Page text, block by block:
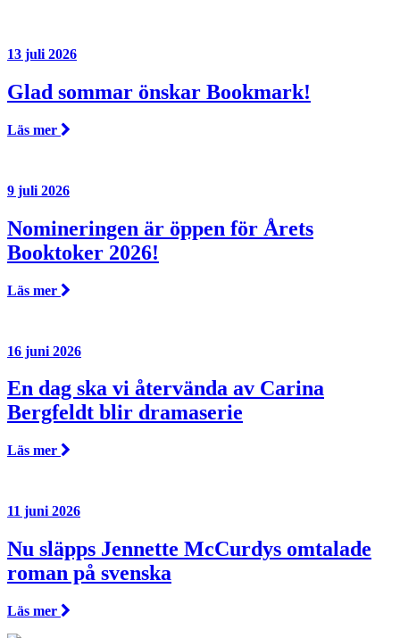
13 juli 2026
Glad sommar önskar Bookmark!
Läs mer
9 juli 2026
Nomineringen är öppen för Årets
Booktoker 2026!
Läs mer
16 juni 2026
En dag ska vi återvända av Carina
Bergfeldt blir dramaserie
Läs mer
11 juni 2026
Nu släpps Jennette McCurdys omtalade
roman på svenska
Läs mer